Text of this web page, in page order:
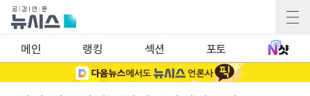
메인 랭킹 섹션 포토